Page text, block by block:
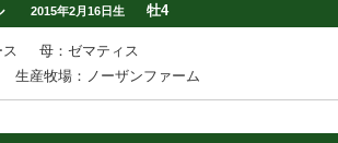
2015年2月16日生 牡4
母：ゼマティス
生産牧場：ノーザンファーム